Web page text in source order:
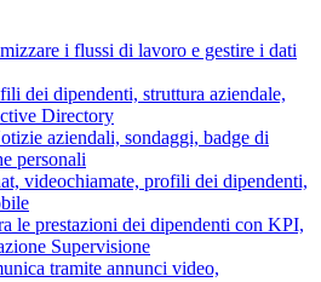
i flussi di lavoro e gestire i dati
dei dipendenti, struttura aziendale,
Directory
aziendali, sondaggi, badge di
personali
videochiamate, profili dei dipendenti,
le prestazioni dei dipendenti con KPI,
Supervisione
tramite annunci video,